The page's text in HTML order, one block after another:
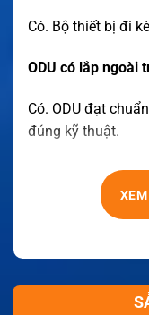
Có. Bộ thiết bị đi
ODU có lắp ngoài
Có. ODU đạt
đúng kỹ thuật.